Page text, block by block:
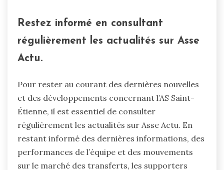
Restez informé en consultant
régulièrement les actualités sur Asse
Actu.
Pour rester au courant des dernières nouvelles
et des développements concernant l’AS Saint-
Étienne, il est essentiel de consulter
régulièrement les actualités sur Asse Actu. En
restant informé des dernières informations, des
performances de l’équipe et des mouvements
sur le marché des transferts, les supporters